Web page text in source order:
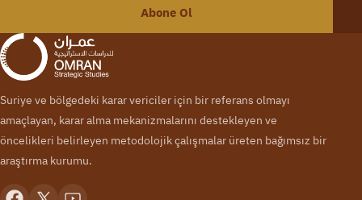
Abone Ol
Suriye ve bölgedeki karar vericiler için bir referans olmayı
amaçlayan, karar alma mekanizmalarını destekleyen ve
öncelikleri belirleyen metodolojik çalışmalar üreten bağımsız bir
araştırma kurumu.